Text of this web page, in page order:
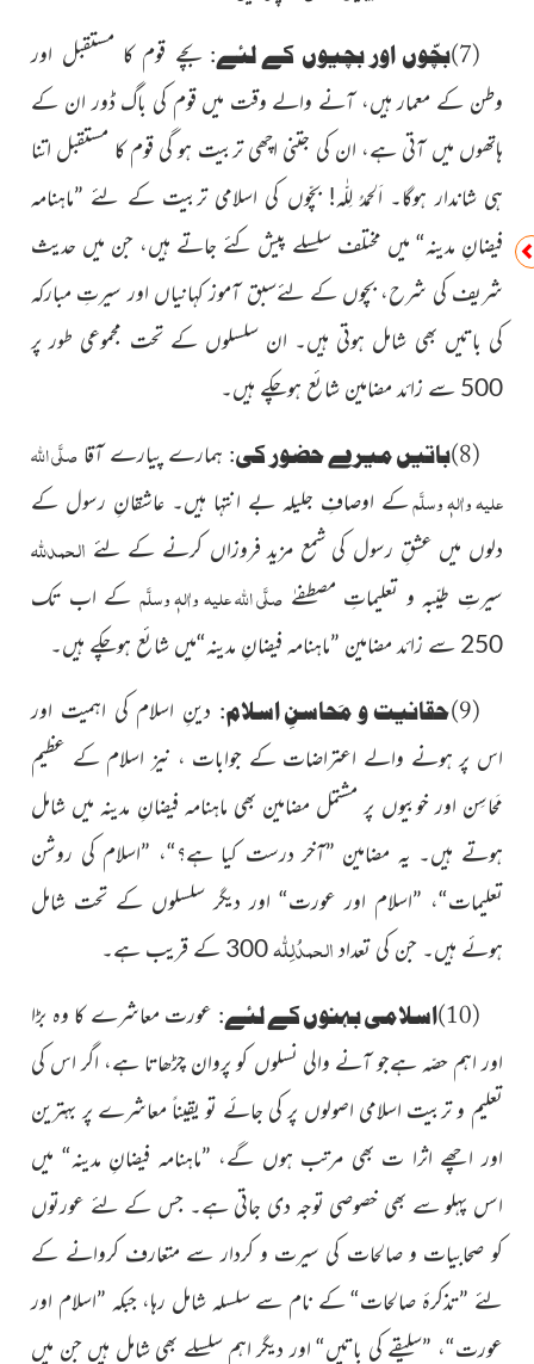
(7)بچّوں اور بچیوں کے لئے:
بچے قوم کا مستقبل اور
وطن کے معمار ہیں،آنے والے وقت میں قوم کی باگ ڈور ان کے
ہاتھوں میں آتی ہے، ان کی جتنی اچھی تربیت ہو گی قوم کا مستقبل اتنا
ہی شاندار ہوگا۔ اَلحمدُ لِلّٰہ! بچّوں کی اسلامی تربیت کے لئے ”ماہنامہ
فیضانِ مدینہ“ میں مختلف سلسلے پیش کئے جاتے ہیں، جن میں حدیث
شریف کی شرح، بچوں کے لئےسبق آموز کہانیاں اور سیرتِ مبارکہ
کی باتیں بھی شامل ہوتی ہیں۔ ان سلسلوں کے تحت مجموعی طور پر
500 سے زائد مضامین شائع ہوچکے ہیں۔
(8)باتیں میرے حضور کی: ہمارے پیارے آقا صلَّی اللہ
علیہ واٰلہٖ وسلَّمکے اوصافِ جلیلہ بے انتہا ہیں۔ عاشقانِ رسول کے
دلوں میں عشقِ رسول کی شمع مزید فروزاں کرنے کے لئے الحمدللہ
سیرتِ طیّبہ و تعلیماتِ مصطفےٰ صلَّی اللہ علیہ واٰلہٖ وسلَّم کے اب تک
250 سے زائد مضامین ”ماہنامہ فیضانِ مدینہ“میں شائع ہوچکے ہیں۔
(9)حقانیت و مَحاسنِ اسلام:
دینِ اسلام کی اہمیت اور
اس پر ہونے والے اعتراضات کے جوابات ، نیز اسلام کے عظیم
مَحاسِن اور خوبیوں پر مشتمل مضامین بھی ماہنامہ فیضانِ مدینہ میں شامل
ہوتے ہیں۔ یہ مضامین ”آخر درست کیا ہے؟“، ”اسلام کی روشن
تعلیمات“، ”اسلام اور عورت“ اور دیگر سلسلوں کے تحت شامل
ہوئے ہیں۔ جن کی تعداد الحمدُلِلّٰہ300 کے قریب ہے۔
(10)اسلامی بہنوں کے لئے:
عورت معاشرے کا وہ بڑا
اور اہمحصّہ ہےجو آنے والی نسلوں کو پروان چڑھاتا ہے، اگر اس کی
تعلیم و تربیت اسلامی اصولوں پر کی جائے تو یقیناً معاشرے پر بہترین
اور اچھے اثرا ت بھی مرتب ہوں گے، ”ماہنامہ فیضانِ مدینہ“ میں
اسں پہلو سے بھی خصوصی توجہ دی جاتی ہے۔ جس کے لئے عورتوں
کو صحابیات و صالحات کی سیرت و کردار سے متعارف کروانے کے
لئے ”تذکرۂ صالحات“ کے نام سے سلسلہ شامل رہا، جبکہ ”اسلام اور
عورت“، ”سلیقے کی باتیں“ اور دیگر اہم سلسلے بھی شامل ہیں جن میں